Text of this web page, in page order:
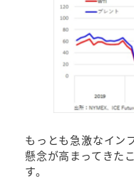
もっとも急激なイン
懸念が高まってきた
す。